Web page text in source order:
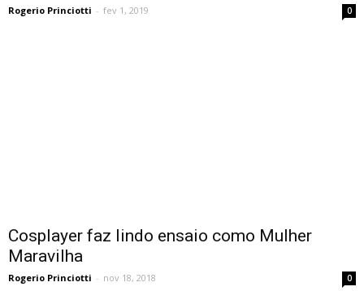
Rogerio Princiotti - fev 1, 2019 0
Cosplayer faz lindo ensaio como Mulher
Maravilha
Rogerio Princiotti - nov 18, 2018 0